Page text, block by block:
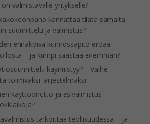
valmistavalle yritykselle?
kannattaa tilata samalta
suunnittelu ja valmistus?
ennakoiva kunnossapito eroaa
– ja kumpi säästää enemmän?
käynnistyy? – Vaihe
toimivaksi järjestelmäksi
käyttöönotto ja esivalmistus
tarkoittaa teollisuudessa – ja